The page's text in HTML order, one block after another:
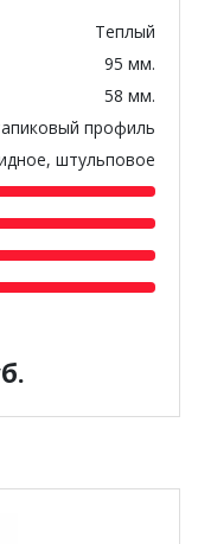
Теплый
95 мм.
58 мм.
профиль
штульповое